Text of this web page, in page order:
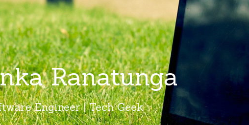
Ranatunga
Engineer | Tech Geek